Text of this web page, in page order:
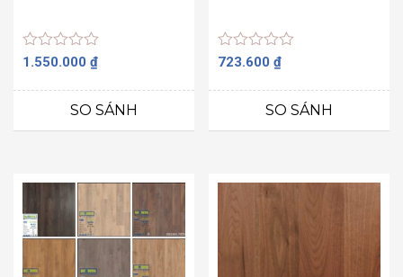
Được
hạng
sao
1.550.000 ₫
SO SÁNH
Được
hạng
sao
723.600₫
SO SÁNH